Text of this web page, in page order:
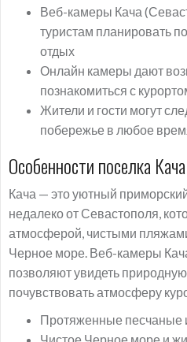
Веб-камеры Кача
туристам планировать
отдых
Онлайн камеры дают
познакомиться с
Жители и гости могут
побережье в любое
Особенности поселка
Кача — это уютный
недалеко от Севастополя,
атмосферой, чистыми
Черное море. Веб-камеры
позволяют увидеть
почувствовать атмосферу
Протяженные песчаные